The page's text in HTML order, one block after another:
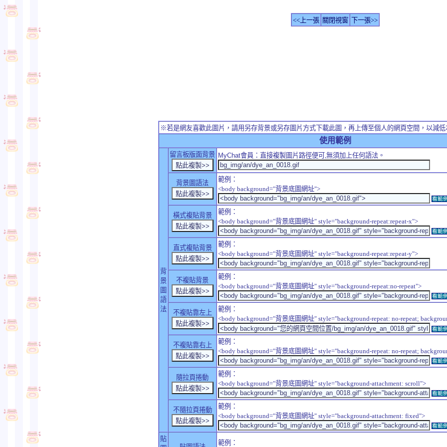
<<上一張 關閉視窗 下一張>>
※若是網友喜歡此圖片，請用另存背景或另存圖片方式下載此圖，再上傳至個人的網頁空間，以減低
使用範例
背
景
圖
語
法
留言板版面背景 MyChat會員：直接複製圖片路徑便可,無須加上任何語法。
背景圖語法
範例：
<body background="背景底圖網址">
看範例
橫式複貼背景
範例：
<body background="背景底圖網址" style="background-repeat:repeat-x">
看範例
直式複貼背景
範例：
<body background="背景底圖網址" style="background-repeat:repeat-y">
不複貼背景
範例：
<body background="背景底圖網址" style="background-repeat:no-repeat">
看範例
不複貼靠左上
範例：
<body background="背景底圖網址" style="background-repeat: no-repeat;
看範例
不複貼靠右上
範例：
<body background="背景底圖網址" style="background-repeat: no-repeat;
看範例
隨拉頁捲動
範例：
<body background="背景底圖網址" style="background-attachment: scroll">
看範例
不隨拉頁捲動
範例：
<body background="背景底圖網址" style="background-attachment: fixed">
看範例
貼
範例：